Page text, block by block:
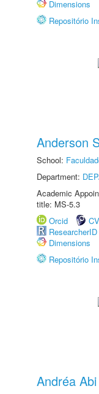
Dimensions
Repositório
Anderson
School:
Department:
Academic
title: MS-5.3
Orcid
ResearcherID
Dimensions
Repositório
Andréa